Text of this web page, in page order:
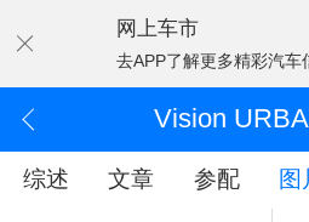
网上车市
去APP了解更多精彩汽车
Vision
综述 文章 参配 图